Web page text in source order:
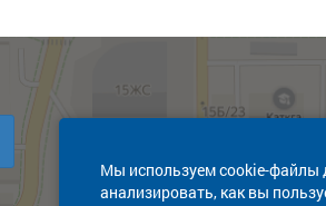
Мы используем cookie-файлы
анализировать, как вы